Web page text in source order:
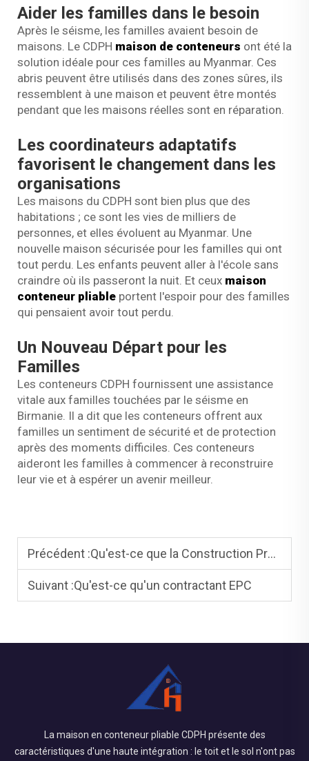
Aider les familles dans le besoin
Après le séisme, les familles avaient besoin de
maisons. Le CDPH maison de conteneurs ont été la
solution idéale pour ces familles au Myanmar. Ces
abris peuvent être utilisés dans des zones sûres, ils
ressemblent à une maison et peuvent être montés
pendant que les maisons réelles sont en réparation.
Les coordinateurs adaptatifs
favorisent le changement dans les
organisations
Les maisons du CDPH sont bien plus que des
habitations ; ce sont les vies de milliers de
personnes, et elles évoluent au Myanmar. Une
nouvelle maison sécurisée pour les familles qui ont
tout perdu. Les enfants peuvent aller à l'école sans
craindre où ils passeront la nuit. Et ceux maison
conteneur pliable portent l'espoir pour des familles
qui pensaient avoir tout perdu.
Un Nouveau Départ pour les
Familles
Les conteneurs CDPH fournissent une assistance
vitale aux familles touchées par le séisme en
Birmanie. Il a dit que les conteneurs offrent aux
familles un sentiment de sécurité et de protection
après des moments difficiles. Ces conteneurs
aideront les familles à commencer à reconstruire
leur vie et à espérer un avenir meilleur.
Précédent :Qu'est-ce que la Construction Préfabriquée ?
Suivant :Qu'est-ce qu'un contractant EPC
La maison en conteneur pliable CDPH présente des
caractéristiques d'une haute intégration : le toit et le sol n'ont pas